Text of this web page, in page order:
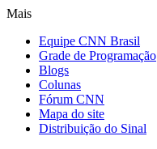
Mais
Equipe CNN Brasil
Grade de Programação
Blogs
Colunas
Fórum CNN
Mapa do site
Distribuição do Sinal